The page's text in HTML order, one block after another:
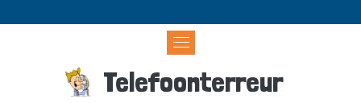
en
Telefoonterreur